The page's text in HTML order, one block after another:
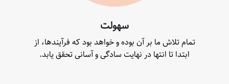
سهولت
تمام تلاش ما بر آن بوده و خواهد بود که فرآیندها، از
ابتدا تا انتها در نهایت سادگی و آسانی تحقق یابد.